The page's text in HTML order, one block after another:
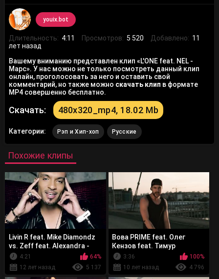
youix.bot
Длительность: 4:11 Просмотров: 5 520 Добавлено: 11
лет назад
Вашему вниманию представлен клип «L'ONE feat. NEL -
Марс». У нас можно не только посмотреть данный клип
онлайн, проголосовать за него и оставить свой
комментарий, но также можно скачать клип в формате
MP4 совершенно бесплатно.
Скачать: 480x320_mp4, 18.02 Mb
Категории: Рэп и Хип-хоп Русские
Похожие клипы
Livin R feat. Mike Diamondz
vs. Zeff feat. Alexandra -
That Night
4:21
64%
12 лет назад
5 137
Вова PRIME feat. Олег
Кензов feat. Тимур
TIMBIGFAMILY - Поджигай
3:36
100%
10 лет назад
4 796